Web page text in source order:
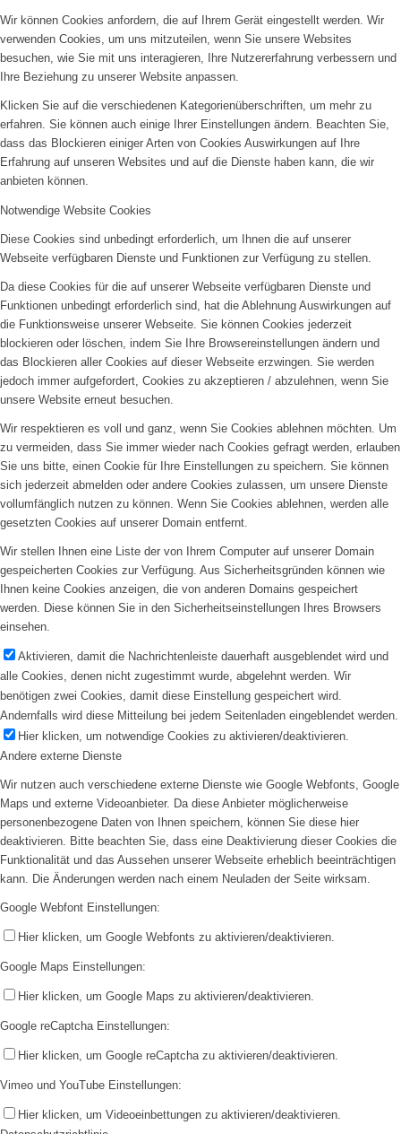
Wir können Cookies anfordern, die auf Ihrem Gerät eingestellt werden. Wir
verwenden Cookies, um uns mitzuteilen, wenn Sie unsere Websites
besuchen, wie Sie mit uns interagieren, Ihre Nutzererfahrung verbessern und
Ihre Beziehung zu unserer Website anpassen.
Klicken Sie auf die verschiedenen Kategorienüberschriften, um mehr zu
erfahren. Sie können auch einige Ihrer Einstellungen ändern. Beachten Sie,
dass das Blockieren einiger Arten von Cookies Auswirkungen auf Ihre
Erfahrung auf unseren Websites und auf die Dienste haben kann, die wir
anbieten können.
Notwendige Website Cookies
Diese Cookies sind unbedingt erforderlich, um Ihnen die auf unserer
Webseite verfügbaren Dienste und Funktionen zur Verfügung zu stellen.
Da diese Cookies für die auf unserer Webseite verfügbaren Dienste und
Funktionen unbedingt erforderlich sind, hat die Ablehnung Auswirkungen auf
die Funktionsweise unserer Webseite. Sie können Cookies jederzeit
blockieren oder löschen, indem Sie Ihre Browsereinstellungen ändern und
das Blockieren aller Cookies auf dieser Webseite erzwingen. Sie werden
jedoch immer aufgefordert, Cookies zu akzeptieren / abzulehnen, wenn Sie
unsere Website erneut besuchen.
Wir respektieren es voll und ganz, wenn Sie Cookies ablehnen möchten. Um
zu vermeiden, dass Sie immer wieder nach Cookies gefragt werden, erlauben
Sie uns bitte, einen Cookie für Ihre Einstellungen zu speichern. Sie können
sich jederzeit abmelden oder andere Cookies zulassen, um unsere Dienste
vollumfänglich nutzen zu können. Wenn Sie Cookies ablehnen, werden alle
gesetzten Cookies auf unserer Domain entfernt.
Wir stellen Ihnen eine Liste der von Ihrem Computer auf unserer Domain
gespeicherten Cookies zur Verfügung. Aus Sicherheitsgründen können wie
Ihnen keine Cookies anzeigen, die von anderen Domains gespeichert
werden. Diese können Sie in den Sicherheitseinstellungen Ihres Browsers
einsehen.
Aktivieren, damit die Nachrichtenleiste dauerhaft ausgeblendet wird und
alle Cookies, denen nicht zugestimmt wurde, abgelehnt werden. Wir
benötigen zwei Cookies, damit diese Einstellung gespeichert wird.
Andernfalls wird diese Mitteilung bei jedem Seitenladen eingeblendet werden.
Hier klicken, um notwendige Cookies zu aktivieren/deaktivieren.
Andere externe Dienste
Wir nutzen auch verschiedene externe Dienste wie Google Webfonts, Google
Maps und externe Videoanbieter. Da diese Anbieter möglicherweise
personenbezogene Daten von Ihnen speichern, können Sie diese hier
deaktivieren. Bitte beachten Sie, dass eine Deaktivierung dieser Cookies die
Funktionalität und das Aussehen unserer Webseite erheblich beeinträchtigen
kann. Die Änderungen werden nach einem Neuladen der Seite wirksam.
Google Webfont Einstellungen:
Hier klicken, um Google Webfonts zu aktivieren/deaktivieren.
Google Maps Einstellungen:
Hier klicken, um Google Maps zu aktivieren/deaktivieren.
Google reCaptcha Einstellungen:
Hier klicken, um Google reCaptcha zu aktivieren/deaktivieren.
Vimeo und YouTube Einstellungen:
Hier klicken, um Videoeinbettungen zu aktivieren/deaktivieren.